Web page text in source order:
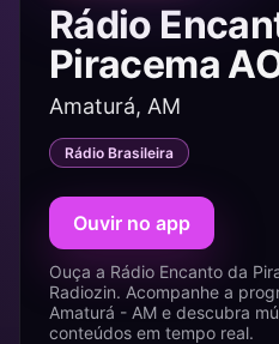
Rádio
Piracema
Amaturá, AM
Rádio Brasileira
Ouvir no app
Ouça a Rádio Encanto da
Radiozin. Acompanhe a
Amaturá - AM e descubra
conteúdos em tempo real.